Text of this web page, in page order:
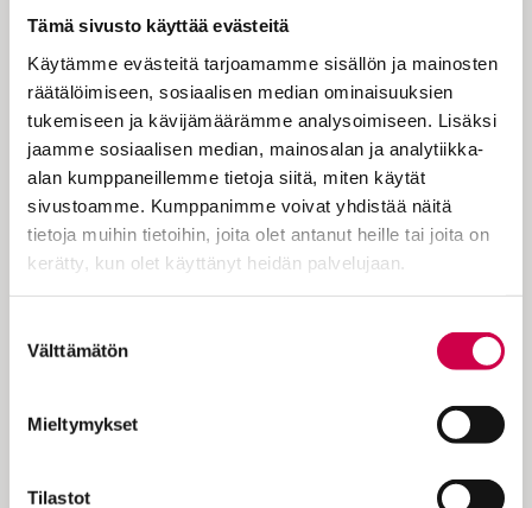
Tämä sivusto käyttää evästeitä
Käytämme evästeitä tarjoamamme sisällön ja mainosten
räätälöimiseen, sosiaalisen median ominaisuuksien
tukemiseen ja kävijämäärämme analysoimiseen. Lisäksi
jaamme sosiaalisen median, mainosalan ja analytiikka-
alan kumppaneillemme tietoja siitä, miten käytät
sivustoamme. Kumppanimme voivat yhdistää näitä
tietoja muihin tietoihin, joita olet antanut heille tai joita on
kerätty, kun olet käyttänyt heidän palvelujaan.
valinta
Välttämätön
Mieltymykset
Tilastot
vaikeampaa on saada kiinni
Jeesuksesta.
Mietin uskoa Jumalaan, mutta järki
vastustaa. Uskovat tuntuvat hölmöiltä ja
ahdasmielisiltä. Hengellisistä asioista
puhutaan niin monenlaista. Miten oikein
löytäisin selvyyttä niihin? Nämä
edellä esitellyt lukijalleen Jeesuksen teot,
opetukset, kuoleman, ylösnousemuksen ja…